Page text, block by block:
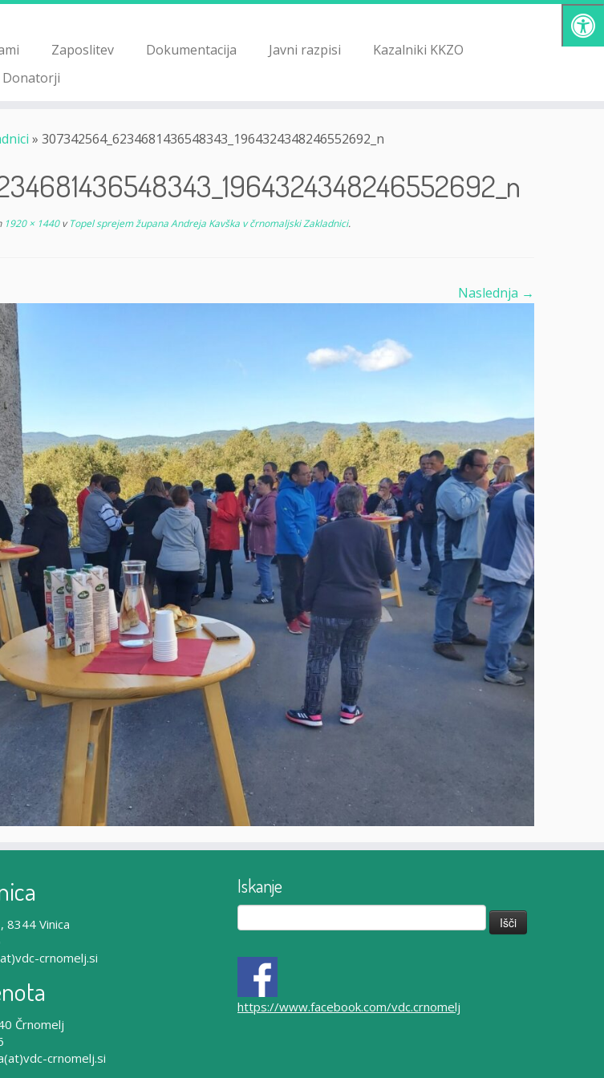
Zaposlitev Dokumentacija Javni razpisi
Kazalniki KKZO
Donatorji
» 307342564_6234681436548343_1964324348246552692_n
1920 × 1440vTopel sprejem župana Andreja Kavška v črnomaljski Zakladnici.
Naslednja →
8344 Vinica
crnomelj.si
Črnomelj
crnomelj.si
Iskanje
https://www.facebook.com/vdc.crnomelj